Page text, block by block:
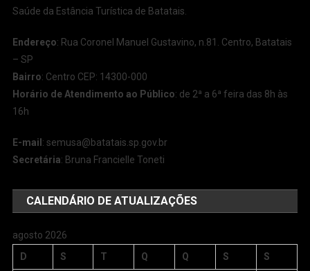
Saúde da Estância Turística de Batatais.
Endereço: Rua Coronel Manuel Gustavino, n.81. Centro, Batatais
– SP
Bairro: Centro CEP: 14300-000
Horário de Atendimento ao Público: de 2ª a 6ª feira das 8h às
16h
E-mail :semusa@batatais.sp.gov.br
Secretária: Bruna Francielle Toneti
CALENDÁRIO DE ATUALIZAÇÕES
agosto 2026
D
S T Q Q S S